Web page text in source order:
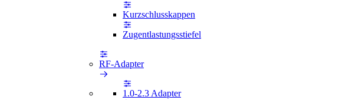
Kurzschlusskappen
Zugentlastungsstiefel
RF-Adapter
1.0-2.3 Adapter